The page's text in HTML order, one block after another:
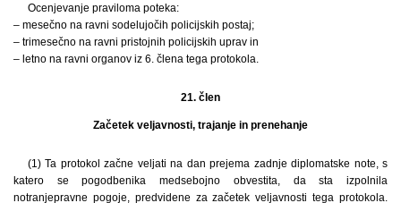
Ocenjevanje praviloma poteka:
– mesečno na ravni sodelujočih policijskih postaj;
– trimesečno na ravni pristojnih policijskih uprav in
– letno na ravni organov iz 6. člena tega protokola.
21. člen
Začetek veljavnosti, trajanje in prenehanje
(1) Ta protokol začne veljati na dan prejema zadnje diplomatske note, s
katero se pogodbenika medsebojno obvestita, da sta izpolnila
notranjepravne pogoje, predvidene za začetek veljavnosti tega protokola.